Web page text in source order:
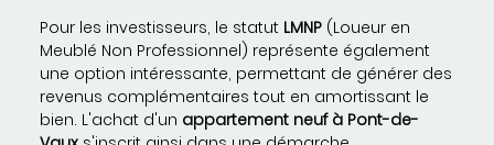
Pour les investisseurs, le statut LMNP (Loueur en
Meublé Non Professionnel) représente également
une option intéressante, permettant de générer des
revenus complémentaires tout en amortissant le
bien. L'achat d'un appartement neuf à Pont-de-